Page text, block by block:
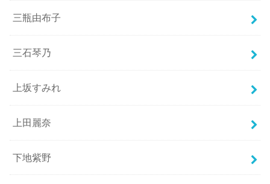
三瓶由布子
三石琴乃
上坂すみれ
上田麗奈
下地紫野